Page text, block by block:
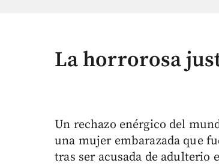
La horrorosa
Un rechazo enérgico del
una mujer embarazada que
tras ser acusada de adulterio